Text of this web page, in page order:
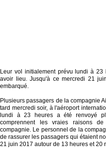
Leur vol initialement prévu lundi à
avoir lieu. Jusqu'à ce mercredi 21
embarqué.
Plusieurs passagers de la compagnie
tard mercredi soir, à l'aéroport
lundi à 23 heures a été renvoyé
comprennent les vraies raisons
compagnie. Le personnel de la
de rassurer les passagers qui étaient
21 juin 2017 autour de 13 heures et 20